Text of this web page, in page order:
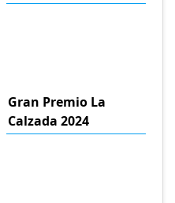
Gran Premio La
Calzada 2024